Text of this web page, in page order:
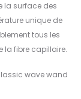
la surface des
unique de
tous les
la fibre capillaire.
wave wand